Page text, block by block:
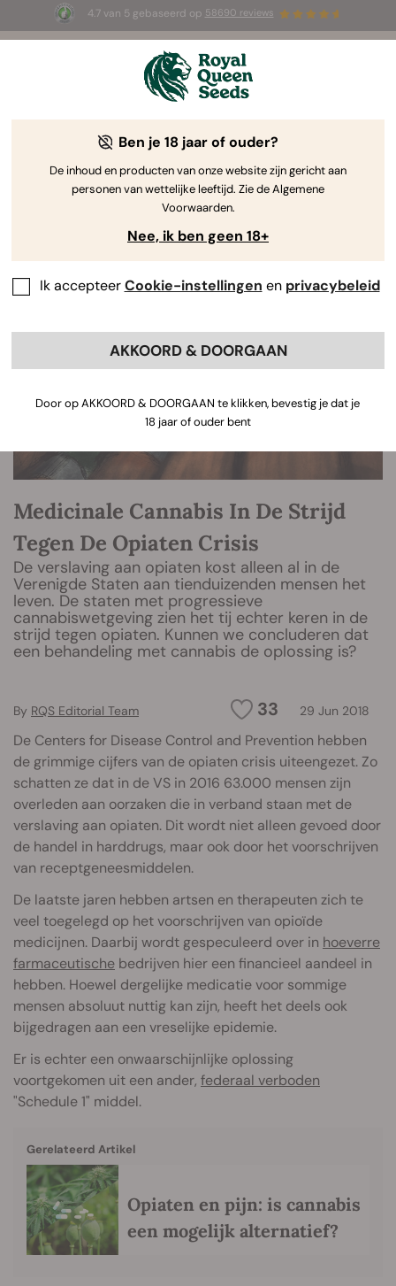
4.7 van 5 gebaseerd op 58690 reviews
3 White Widow Auto zaadjesGRATIS voor de
The RQS Blog
Cannabis Lifestyle Blogs
Medicinale Cannabis In De Strijd
Tegen De Opiaten Crisis
De verslaving aan opiaten kost alleen al in de
Verenigde Staten aan tienduizenden mensen het
leven. De staten met progressieve
cannabiswetgeving zien het tij echter keren in de
strijd tegen opiaten. Kunnen we concluderen dat
een behandeling met cannabis de oplossing is?
33 29 Jun 2018
By RQS Editorial Team
De Centers for Disease Control and Prevention hebben
de grimmige cijfers van de opiaten crisis uiteengezet. Zo
schatten ze dat in de VS in 2016 63.000 mensen zijn
overleden aan oorzaken die in verband staan met de
verslaving aan opiaten. Dit wordt niet alleen gevoed door
de handel in harddrugs, maar ook door het voorschrijven
van receptgeneesmiddelen.
De laatste jaren hebben artsen en therapeuten zich te
veel toegelegd op het voorschrijven van opioïde
medicijnen. Daarbij wordt gespeculeerd over in hoeverre
farmaceutische bedrijven hier een financieel aandeel in
hebben. Hoewel dergelijke medicatie voor sommige
mensen absoluut nuttig kan zijn, heeft het deels ook
bijgedragen aan een vreselijke epidemie.
Er is echter een onwaarschijnlijke oplossing
voortgekomen uit een ander, federaal verboden
"Schedule 1" middel.
Gerelateerd Artikel
Opiaten en pijn: is cannabis
een mogelijk alternatief?
Ben je 18 jaar of ouder?
De inhoud en producten van onze website zijn gericht aan
personen van wettelijke leeftijd. Zie de Algemene
Voorwaarden.
Nee, ik ben geen 18+
Ik accepteerCookie-instellingen en privacybeleid
AKKOORD & DOORGAAN
Door op AKKOORD & DOORGAAN te klikken, bevestig je dat je
18 jaar of ouder bent